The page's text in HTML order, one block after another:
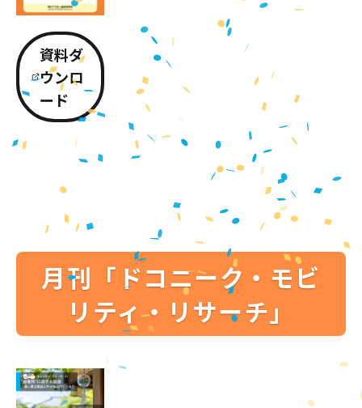
資料ダ
ウンロ
ード
月刊「ドコニーク・モビ
リティ・リサーチ」